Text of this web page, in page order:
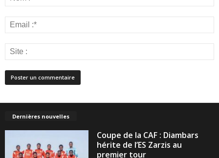
Dernières nouvelles
Coupe de la CAF : Diambars
hérite de l’ES Zarzis au
premier tour